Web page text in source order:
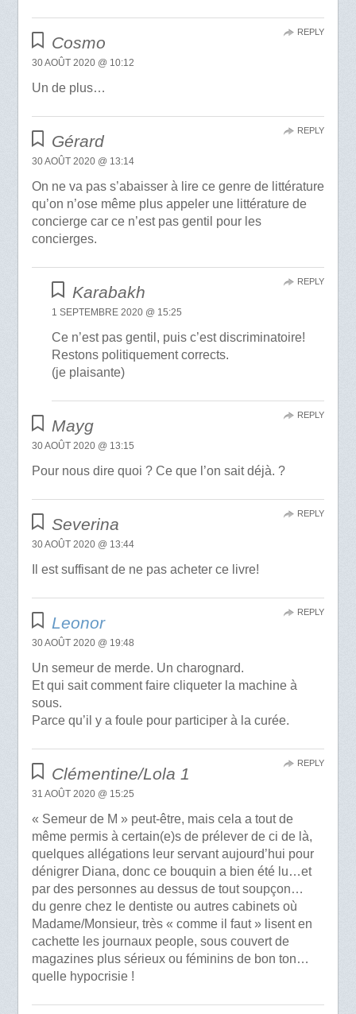
Cosmo
30 AOÛT 2020 @ 10:12
Un de plus…
REPLY
Gérard
30 AOÛT 2020 @ 13:14
On ne va pas s’abaisser à lire ce genre de littérature
qu’on n’ose même plus appeler une littérature de
concierge car ce n’est pas gentil pour les
concierges.
REPLY
Karabakh
1 SEPTEMBRE 2020 @ 15:25
Ce n’est pas gentil, puis c’est discriminatoire!
Restons politiquement corrects.
(je plaisante)
REPLY
Mayg
30 AOÛT 2020 @ 13:15
Pour nous dire quoi ? Ce que l’on sait déjà. ?
REPLY
Severina
30 AOÛT 2020 @ 13:44
Il est suffisant de ne pas acheter ce livre!
REPLY
Leonor
30 AOÛT 2020 @ 19:48
Un semeur de merde. Un charognard.
Et qui sait comment faire cliqueter la machine à
sous.
Parce qu’il y a foule pour participer à la curée.
REPLY
Clémentine/Lola 1
31 AOÛT 2020 @ 15:25
« Semeur de M » peut-être, mais cela a tout de
même permis à certain(e)s de prélever de ci de là,
quelques allégations leur servant aujourd’hui pour
dénigrer Diana, donc ce bouquin a bien été lu…et
par des personnes au dessus de tout soupçon…
du genre chez le dentiste ou autres cabinets où
Madame/Monsieur, très « comme il faut » lisent en
cachette les journaux people, sous couvert de
magazines plus sérieux ou féminins de bon ton…
quelle hypocrisie !
REPLY